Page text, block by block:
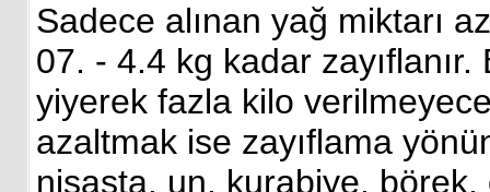
Sadece alınan yağ miktarı
07. - 4.4 kg kadar
yiyerek fazla kilo
azaltmak ise zayıflama
nişasta, un, kurabiye,